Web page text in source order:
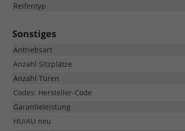
Reifentyp
Sonstiges
Antriebsart
Anzahl Sitzplätze
Anzahl Türen
Codes: Hersteller-Code
Garantieleistung
HU/AU neu